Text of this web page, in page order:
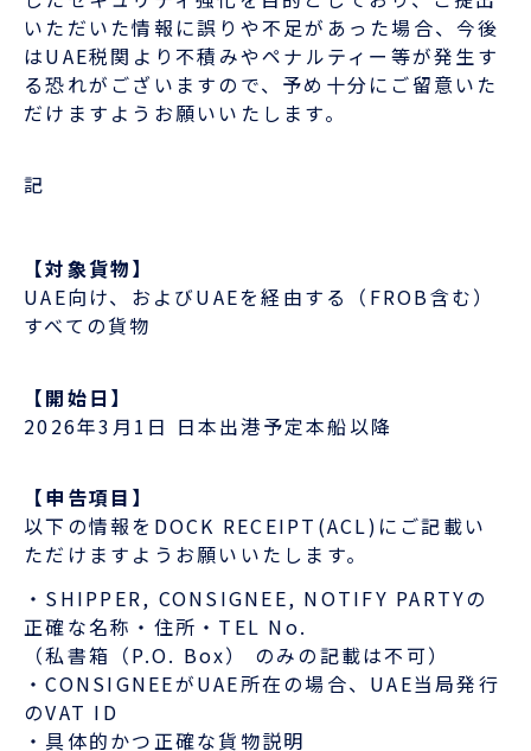
ENGLISH
いただいた情報に誤りや不足があった場合、今後
はUAE税関より不積みやペナルティー等が発生す
る恐れがございますので、予め十分にご留意いた
だけますようお願いいたします。
記
【対象貨物】
UAE向け、およびUAEを経由する（FROB含む）
すべての貨物
【開始日】
2026年3月1日 日本出港予定本船以降
【申告項目】
以下の情報をDOCK RECEIPT(ACL)にご記載い
ただけますようお願いいたします。
・SHIPPER, CONSIGNEE, NOTIFY PARTYの
正確な名称・住所・TEL No.
（私書箱（P.O. Box） のみの記載は不可）
・CONSIGNEEがUAE所在の場合、UAE当局発行
のVAT ID
・具体的かつ正確な貨物説明